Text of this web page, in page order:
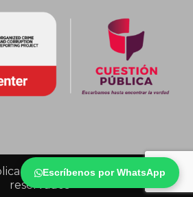
Escríbenos por WhatsApp
2018 - Todos los derechos
reservados